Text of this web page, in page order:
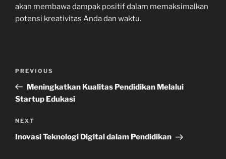
akan membawa dampak positif dalam memaksimalkan
potensi kreativitas Anda dan waktu.
Previous
Post
PREVIOUS
Meningkatkan Kualitas Pendidikan Melalui
Startup Edukasi
Next
Post
NEXT
Inovasi Teknologi Digital dalam Pendidikan